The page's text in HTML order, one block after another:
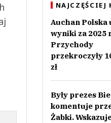
NAJCZĘŚCIEJ
Auchan Polska
wyniki za 2025
Przychody
przekroczyły
zł
Były prezes
komentuje
Żabki.